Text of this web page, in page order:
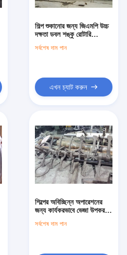
শিল্প শুকানোর জন্য জিএমপি উচ্চ
দক্ষতা ডবল শঙ্কু রোটারি
সর্বশেষ দাম পান
এখন চ্যাট করুন
শিল্পের অবিচ্ছিন্ন অপারেশনের
জন্য কার্যকরভাবে ভেজা উপকরণ
সর্বশেষ দাম পান